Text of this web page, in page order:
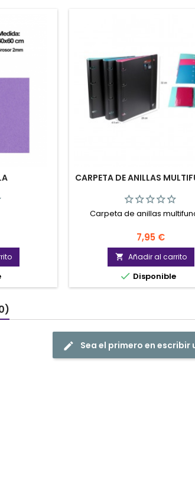
CARPETA DE ANILLAS
Carpeta de anillas
Precio
7,95 €
 Añadir al carrito
 Disponible
Sea el primero en escribir